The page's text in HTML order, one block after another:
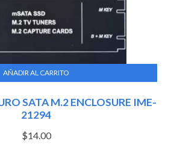
SATA M.2 ENCLOSURE IME-
21294
$14.00
AÑADIR AL CARRITO